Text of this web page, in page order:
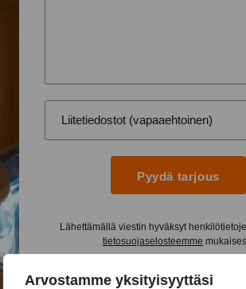
Arvostamme yksityisyyttäsi
Pyydä tarjous
Lähettämällä viestin hyväksyt
tietosuojaselosteemme